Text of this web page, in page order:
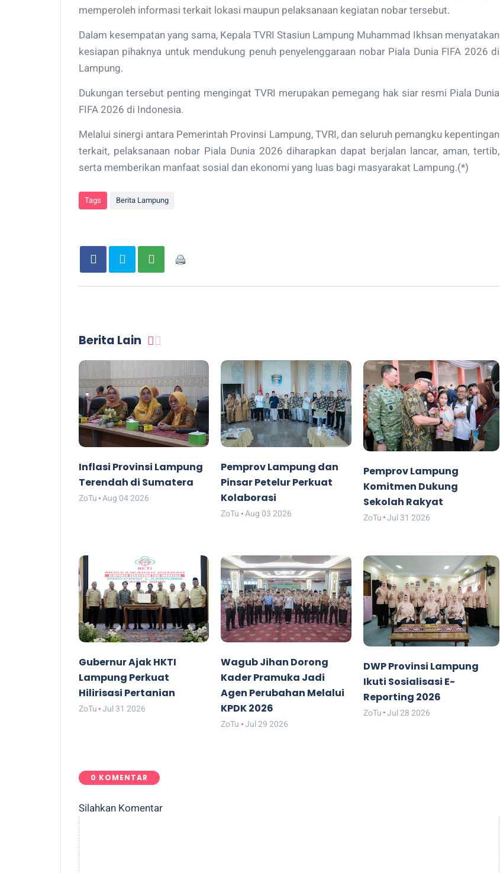
memperoleh informasi terkait lokasi maupun pelaksanaan kegiatan nobar tersebut.
Dalam kesempatan yang sama, Kepala TVRI Stasiun Lampung Muhammad Ikhsan menyatakan
kesiapan pihaknya untuk mendukung penuh penyelenggaraan nobar Piala Dunia FIFA 2026 di
Lampung.
Dukungan tersebut penting mengingat TVRI merupakan pemegang hak siar resmi Piala Dunia
FIFA 2026 di Indonesia.
Melalui sinergi antara Pemerintah Provinsi Lampung, TVRI, dan seluruh pemangku kepentingan
terkait, pelaksanaan nobar Piala Dunia 2026 diharapkan dapat berjalan lancar, aman, tertib,
serta memberikan manfaat sosial dan ekonomi yang luas bagi masyarakat Lampung.(*)
Tags Berita Lampung
Berita Lain
Inflasi Provinsi Lampung
Terendah di Sumatera
ZoTu Aug 04 2026
Pemprov Lampung dan
Pinsar Petelur Perkuat
Kolaborasi
ZoTu Aug 03 2026
Pemprov Lampung
Komitmen Dukung
Sekolah Rakyat
ZoTu Jul 31 2026
Gubernur Ajak HKTI
Lampung Perkuat
Hilirisasi Pertanian
ZoTu Jul 31 2026
Wagub Jihan Dorong
Kader Pramuka Jadi
Agen Perubahan Melalui
KPDK 2026
ZoTu Jul 29 2026
DWP Provinsi Lampung
Ikuti Sosialisasi E-
Reporting 2026
ZoTu Jul 28 2026
0 KOMENTAR
Silahkan Komentar